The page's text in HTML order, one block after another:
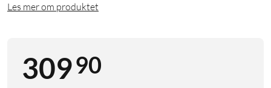
Les mer om produktet
30990